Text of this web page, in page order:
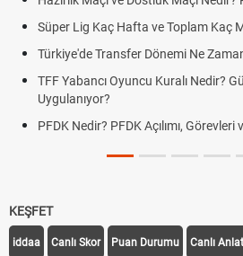
Süper Lig Kaç Hafta ve Toplam Kaç
Türkiye'de Transfer Dönemi Ne
TFF Yabancı Oyuncu Kuralı Nedir?
Uygulanıyor?
PFDK Nedir? PFDK Açılımı,
KEŞFET
iddaa Canlı Skor Puan Durumu Canlı